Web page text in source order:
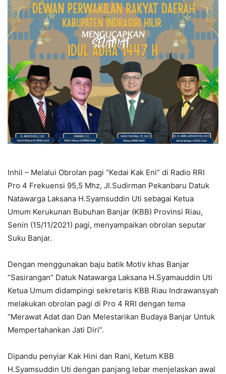
Inhil – Melalui Obrolan pagi “Kedai Kak Eni” di Radio RRI
Pro 4 Frekuensi 95,5 Mhz, Jl.Sudirman Pekanbaru Datuk
Natawarga Laksana H.Syamsuddin Uti sebagai Ketua
Umum Kerukunan Bubuhan Banjar (KBB) Provinsi Riau,
Senin (15/11/2021) pagi, menyampaikan obrolan seputar
Suku Banjar.
Dengan menggunakan baju batik Motiv khas Banjar
“Sasirangan” Datuk Natawarga Laksana H.Syamauddin Uti
Ketua Umum didampingi sekretaris KBB Riau Indrawansyah
melakukan obrolan pagi di Pro 4 RRI dengan tema
“Merawat Adat dan Dan Melestarikan Budaya Banjar Untuk
Mempertahankan Jati Diri”.
Dipandu penyiar Kak Hini dan Rani, Ketum KBB
H.Syamsuddin Uti dengan panjang lebar menjelaskan awal